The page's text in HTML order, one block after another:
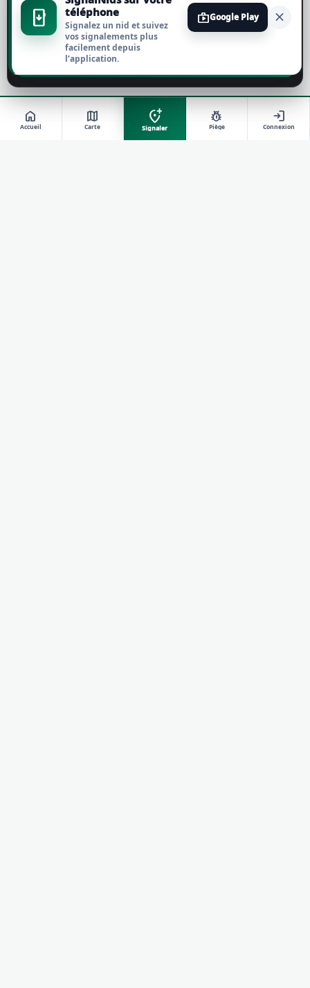
home
Accueil
map
Carte
add_location_alt
Signaler
pest_control
Piège
login
Connexion
install_mobile
téléphone
Signalez un nid et suivez
vos signalements plus
facilement depuis
l’application.
shopGoogle Play close
Tout refuser